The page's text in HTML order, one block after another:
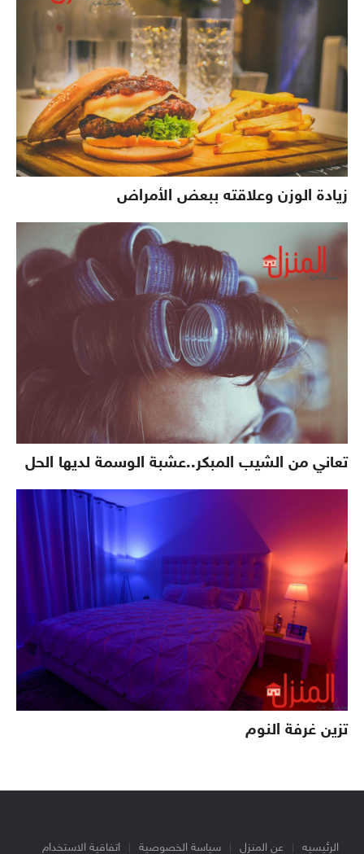
زيادة الوزن وعلاقته ببعض الأمراض
تعاني من الشيب المبكر..عشبة الوسمة لديها الحل
تزين غرفة النوم
الرئيسيه عن المنزل سياسة الخصوصية اتفاقية الاستخدام